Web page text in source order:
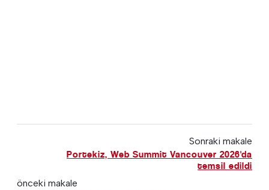
Sonraki makale
Portekiz, Web Summit Vancouver 2026'da
temsil edildi
önceki makale